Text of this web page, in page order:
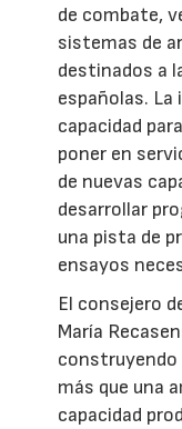
de combate,
sistemas de
destinados a
españolas.
capacidad
poner en
de nuevas
desarrollar
una pista de
ensayos
El consejero
María
construyendo
más que una
capacidad